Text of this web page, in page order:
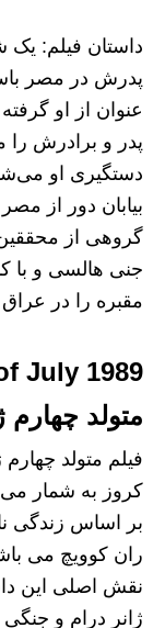
داستان فیلم: یک
پدرش در مصر
عنوان از او
پدر و برادرش
دستگیری او
بیابان دور از
گروهی از
جنی هالسی و با
مقبره را در عراق
متولد چهارم
فیلم متولد چهارم
کروز به شمار
بر اساس زندگی
ران کوویچ می
نقش اصلی این